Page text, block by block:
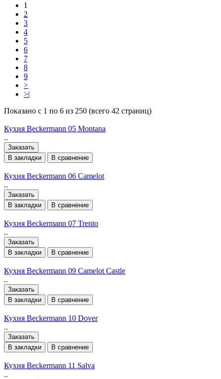
1
2
3
4
5
6
7
8
9
>
>|
Показано с 1 по 6 из 250 (всего 42 страниц)
Кухня Beckermann 05 Montana
..
Заказать
В закладки
В сравнение
Кухня Beckermann 06 Camelot
..
Заказать
В закладки
В сравнение
Кухня Beckermann 07 Trento
..
Заказать
В закладки
В сравнение
Кухня Beckermann 09 Camelot Castle
..
Заказать
В закладки
В сравнение
Кухня Beckermann 10 Dover
..
Заказать
В закладки
В сравнение
Кухня Beckermann 11 Salva
..